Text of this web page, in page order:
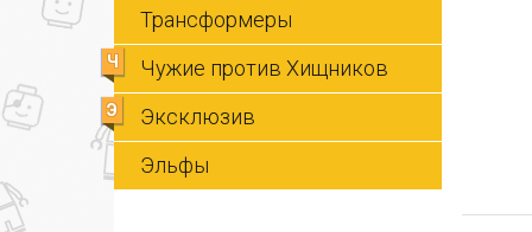
Трансформеры
Ч Чужие против Хищников
Э
Эксклюзив
Эльфы